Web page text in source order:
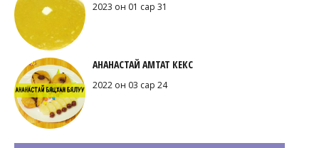
2023 он 01 сар 31
АНАНАСТАЙ АМТАТ КЕКС
2022 он 03 сар 24